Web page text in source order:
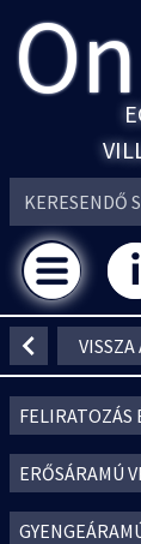
FELIRATOZÁS
ERŐSÁRAMÚ